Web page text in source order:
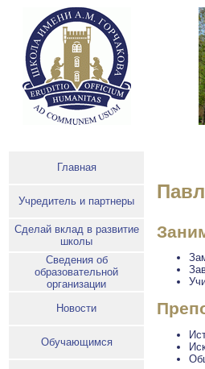
Главная
Учредитель и партнеры
Сделай вклад в развитие
школы
Сведения об
образовательной
организации
Новости
Обучающимся